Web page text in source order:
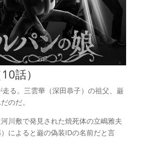
話）
走る。三雲華（深田恭子）の祖父、巌
のだ。
川敷で発見された焼死体の立嶋雅夫
によると巌の偽装IDの名前だと言